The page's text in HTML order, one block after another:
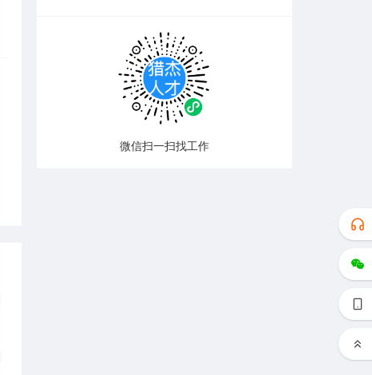
微信扫一扫找工作